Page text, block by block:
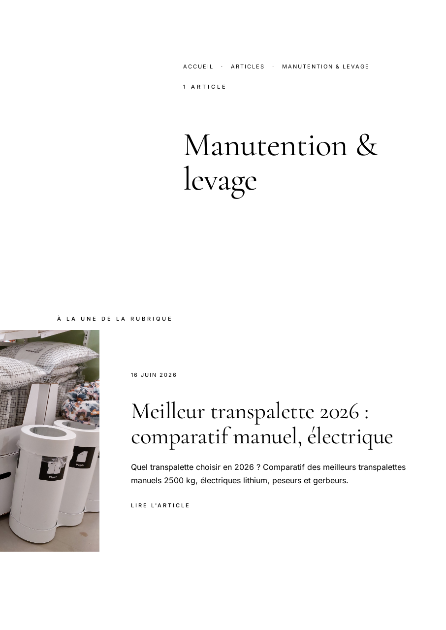
ACCUEIL · ARTICLES · MANUTENTION & LEVAGE
1 ARTICLE
Manutention &
levage
À LA UNE DE LA RUBRIQUE
16 JUIN 2026
Meilleur transpalette 2026 :
comparatif manuel, électrique
Quel transpalette choisir en 2026 ? Comparatif des meilleurs transpalettes
manuels 2500 kg, électriques lithium, peseurs et gerbeurs.
LIRE L'ARTICLE